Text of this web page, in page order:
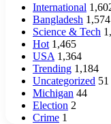
International
Bangladesh 1,574
Science & Tech
Hot 1,465
USA 1,364
Trending 1,184
Uncategorized 51
Michigan 44
Election 2
Crime 1